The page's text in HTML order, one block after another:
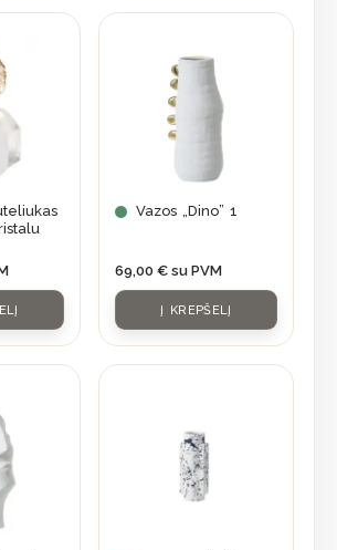
Vazos „Dino” 1
69,00 € su PVM
Į KREPŠELĮ